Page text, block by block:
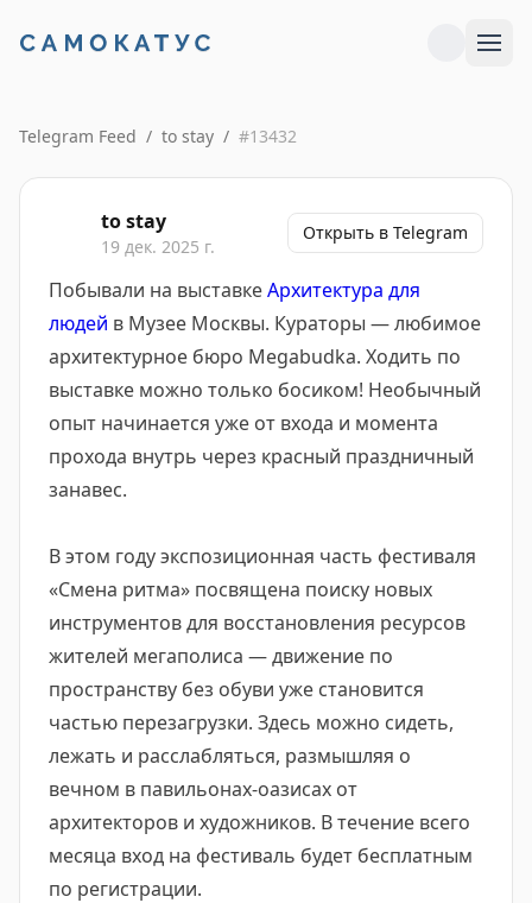
Telegram Feed / to stay / #13432
to stay
19 дек. 2025 г.
Открыть в Telegram
Побывали на выставкеАрхитектура для
людей в Музее Москвы. Кураторы — любимое
архитектурное бюро Megabudka. Ходить по
выставке можно только босиком! Необычный
опыт начинается уже от входа и момента
прохода внутрь через красный праздничный
занавес.
В этом году экспозиционная часть фестиваля
«Смена ритма» посвящена поиску новых
инструментов для восстановления ресурсов
жителей мегаполиса — движение по
пространству без обуви уже становится
частью перезагрузки. Здесь можно сидеть,
лежать и расслабляться, размышляя о
вечном в павильонах-оазисах от
архитекторов и художников. В течение всего
месяца вход на фестиваль будет бесплатным
по регистрации.